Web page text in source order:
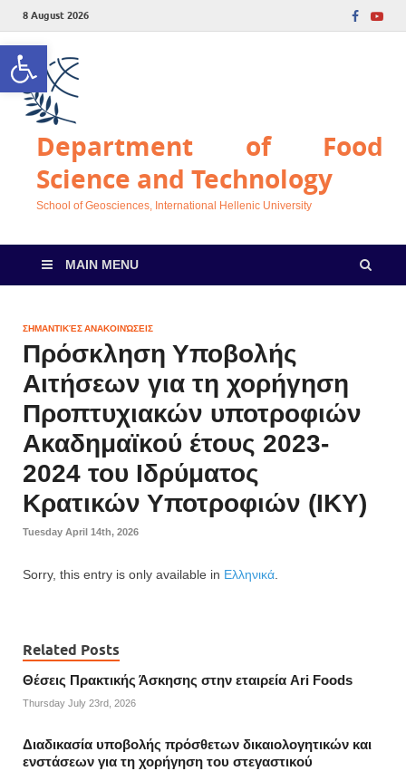
Open toolbar
8 August 2026
Department of Food
Science and Technology
School of Geosciences, International Hellenic University
MAIN MENU
ΣΗΜΑΝΤΙΚΈΣ ΑΝΑΚΟΙΝΏΣΕΙΣ
Πρόσκληση Υποβολής
Αιτήσεων για τη χορήγηση
Προπτυχιακών υποτροφιών
Ακαδημαϊκού έτους 2023-
2024 του Ιδρύματος
Κρατικών Υποτροφιών (ΙΚΥ)
Tuesday April 14th, 2026
Sorry, this entry is only available in Ελληνικά
Related Posts
Θέσεις Πρακτικής Άσκησης στην εταιρεία Ari Foods
Thursday July 23rd, 2026
Διαδικασία υποβολής πρόσθετων δικαιολογητικών και
ενστάσεων για τη χορήγηση του στεγαστικού